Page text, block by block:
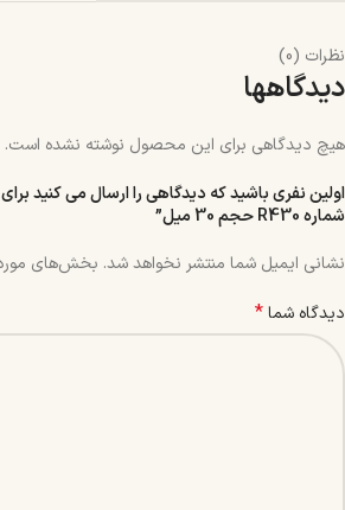
نظرات (0)
دیدگاهها
هیچ دیدگاهی برای این محصول نوشته نشده است.
شماره R430 حجم 30 میل”
نشانی ایمیل شما منتشر نخواهد شد. بخش‌های
دیدگاه شما*